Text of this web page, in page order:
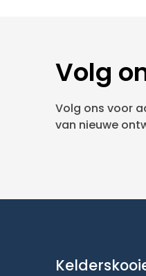
Volg
Volg ons voor
van nieuwe